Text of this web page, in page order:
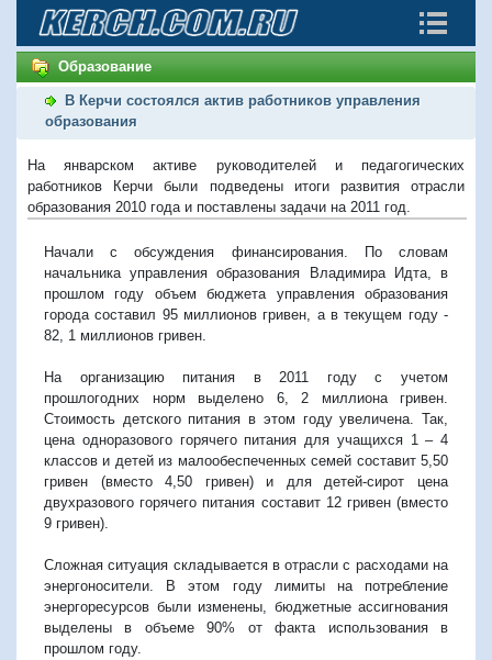
Образование
В Керчи состоялся актив работников управления
образования
На январском активе руководителей и педагогических
работников Керчи были подведены итоги развития отрасли
образования 2010 года и поставлены задачи на 2011 год.
Начали с обсуждения финансирования. По словам
начальника управления образования Владимира Идта, в
прошлом году объем бюджета управления образования
города составил 95 миллионов гривен, а в текущем году -
82, 1 миллионов гривен.
На организацию питания в 2011 году с учетом
прошлогодних норм выделено 6, 2 миллиона гривен.
Стоимость детского питания в этом году увеличена. Так,
цена одноразового горячего питания для учащихся 1 – 4
классов и детей из малообеспеченных семей составит 5,50
гривен (вместо 4,50 гривен) и для детей-сирот цена
двухразового горячего питания составит 12 гривен (вместо
9 гривен).
Сложная ситуация складывается в отрасли с расходами на
энергоносители. В этом году лимиты на потребление
энергоресурсов были изменены, бюджетные ассигнования
выделены в объеме 90% от факта использования в
прошлом году.